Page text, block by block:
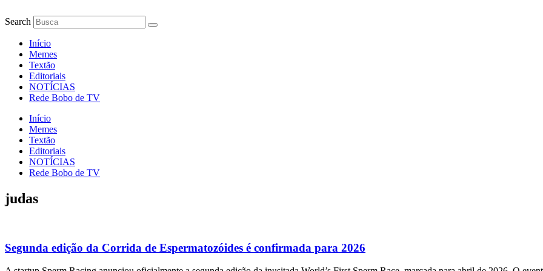
para
conteúdo
Search
Início
Memes
Textão
Editoriais
NOTÍCIAS
Rede Bobo de TV
Início
Memes
Textão
Editoriais
NOTÍCIAS
Rede Bobo de TV
judas
Segunda edição da Corrida de Espermatozóides é confirmada para 2026